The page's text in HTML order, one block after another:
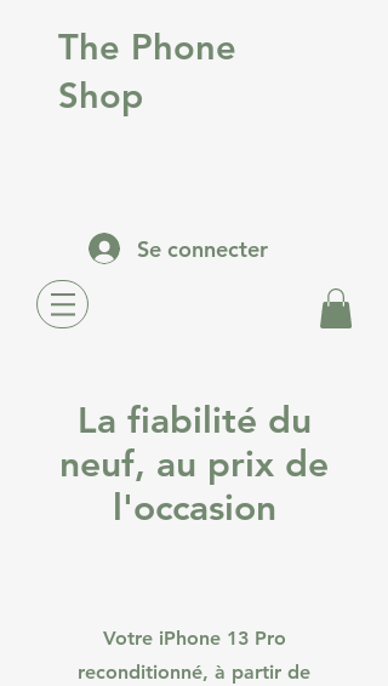
The Phone
Shop
Se connecter
La fiabilité du
neuf, au prix de
l'occasion
Votre iPhone 13 Pro
reconditionné, à partir de